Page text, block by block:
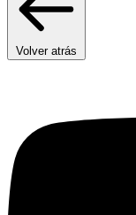
Volver atrás